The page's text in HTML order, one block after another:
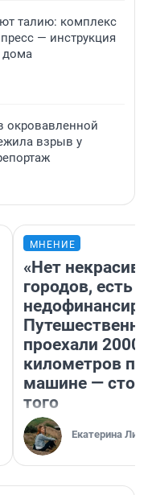
талию: комплекс
— инструкция
дома
окровавленной
взрыв у
МНЕНИЕ
«Нет
городов, есть
проехали 2000
километров по
машине —
того
Екатерина